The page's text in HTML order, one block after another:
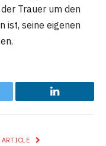
Trauer um den
ist, seine eigenen
LinkedIn
ARTICLE